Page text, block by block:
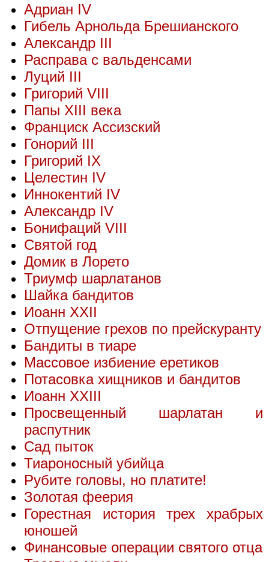
Адриан IV
Гибель Арнольда Брешианского
Александр III
Расправа с вальденсами
Луций III
Григорий VIII
Папы XIII века
Франциск Ассизский
Гонорий III
Григорий IX
Целестин IV
Иннокентий IV
Александр IV
Бонифаций VIII
Святой год
Домик в Лорето
Триумф шарлатанов
Шайка бандитов
Иоанн XXII
Отпущение грехов по прейскуранту
Бандиты в тиаре
Массовое избиение еретиков
Потасовка хищников и бандитов
Иоанн XXIII
Просвещенный шарлатан и
распутник
Сад пыток
Тиароносный убийца
Рубите головы, но платите!
Золотая феерия
Горестная история трех храбрых
юношей
Финансовые операции святого отца